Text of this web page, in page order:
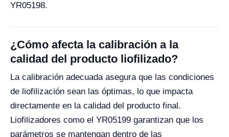
YR05198.
¿Cómo afecta la calibración a la
calidad del producto liofilizado?
La calibración adecuada asegura que las condiciones
de liofilización sean las óptimas, lo que impacta
directamente en la calidad del producto final.
Liofilizadores como el YR05199 garantizan que los
parámetros se mantengan dentro de las